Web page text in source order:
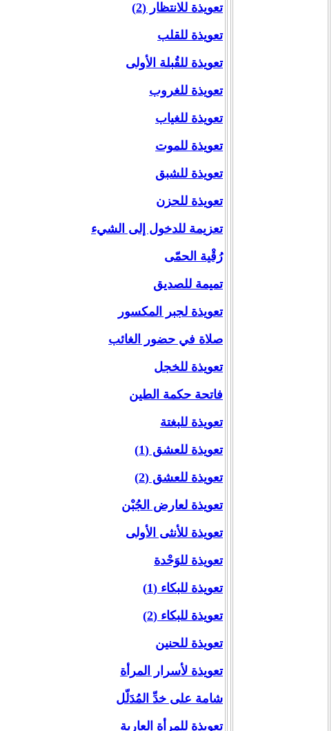
تعويذة للانتظار (2)
تعويذة للقلب
تعويذة للقُبلة الأولى
تعويذة للغروب
تعويذة للغياب
تعويذة للموت
تعويذة للشبق
تعويذة للحزن
تعزيمة للدخول إلى الشيء
رُقْية الحمّى
تميمة للصديق
تعويذة لجبر المكسور
صلاة في حضور الغائب
تعويذة للخجل
فاتحة حكمة الطين
تعويذة للبغتة
تعويذة للعشق (1)
تعويذة للعشق (2)
تعويذة لعارض الجُبْن
تعويذة للأنثى الأولى
تعويذة للوَحْدة
تعويذة للبكاء (1)
تعويذة للبكاء (2)
تعويذة للحنين
تعويذة لأسرار المرأة
شامة على خدِّ المُدَلّل
تعويذة للمرأة العارية